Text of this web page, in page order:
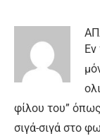
Εν
φίλου του”
σιγά-σιγά στο